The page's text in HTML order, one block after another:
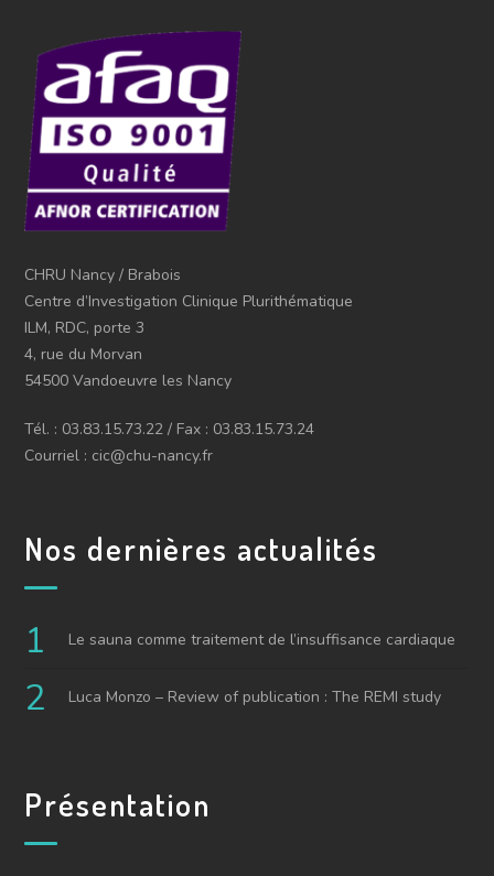
CHRU Nancy / Brabois
Centre d’Investigation Clinique Plurithématique
ILM, RDC, porte 3
4, rue du Morvan
54500 Vandoeuvre les Nancy
Tél. : 03.83.15.73.22 / Fax : 03.83.15.73.24
Courriel : cic@chu-nancy.fr
Nos dernières actualités
Le sauna comme traitement de l’insuffisance cardiaque
Luca Monzo – Review of publication : The REMI study
Présentation